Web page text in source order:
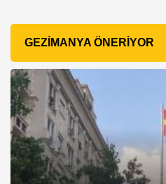
GEZIMANYA ÖNERIYOR